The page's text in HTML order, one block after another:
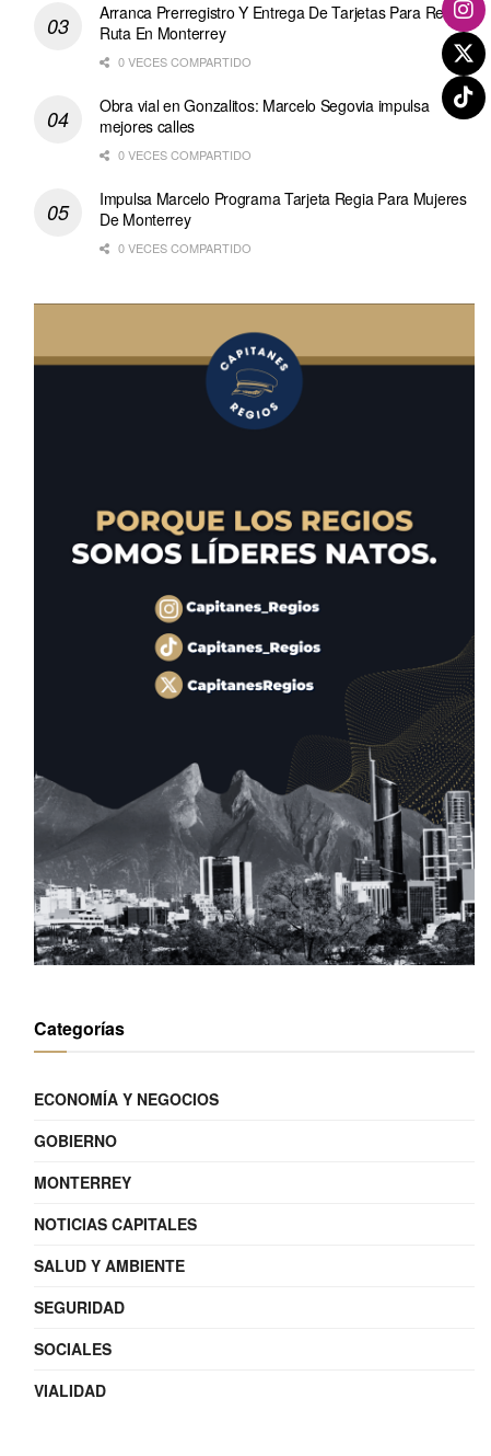
Arranca Prerregistro Y Entrega De Tarjetas Para Regio
Ruta En Monterrey
0 VECES COMPARTIDO
Obra vial en Gonzalitos: Marcelo Segovia impulsa
mejores calles
0 VECES COMPARTIDO
Impulsa Marcelo Programa Tarjeta Regia Para Mujeres
De Monterrey
0 VECES COMPARTIDO
Categorías
ECONOMÍA Y NEGOCIOS
GOBIERNO
MONTERREY
NOTICIAS CAPITALES
SALUD Y AMBIENTE
SEGURIDAD
SOCIALES
VIALIDAD